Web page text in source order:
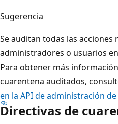
Sugerencia
Se auditan todas las acciones
administradores o usuarios
Para obtener más
cuarentena auditados,
en la API de administración
Directivas de